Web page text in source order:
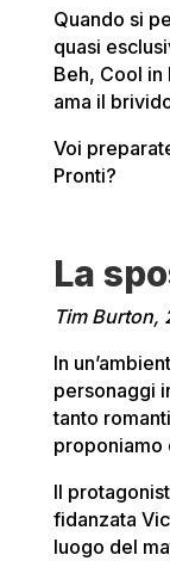
Quando si
quasi
Beh, Cool in
ama il
Voi
Pronti?
La
Tim Burton,
In
personaggi
tanto
proponiamo
Il
fidanzata
luogo del